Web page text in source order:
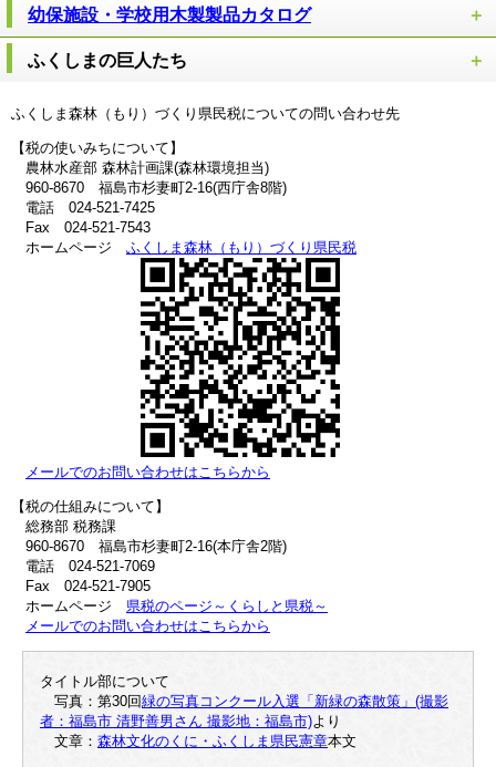
幼保施設・学校用木製製品カタログ
ふくしまの巨人たち
ふくしま森林（もり）づくり県民税についての問い合わせ先
【税の使いみちについて】
農林水産部 森林計画課(森林環境担当)
960-8670 福島市杉妻町2-16(西庁舎8階)
電話 024-521-7425
Fax 024-521-7543
ホームページ ふくしま森林（もり）づくり県民税
メールでのお問い合わせはこちらから
【税の仕組みについて】
総務部 税務課
960-8670 福島市杉妻町2-16(本庁舎2階)
電話 024-521-7069
Fax 024-521-7905
ホームページ 県税のページ～くらしと県税～
メールでのお問い合わせはこちらから
タイトル部について
写真：第30回緑の写真コンクール入選「新緑の森散策」(撮影
者：福島市 清野善男さん 撮影地：福島市)より
文章： 森林文化のくに・ふくしま県民憲章本文